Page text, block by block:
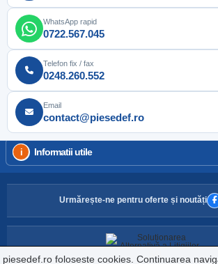
WhatsApp rapid
0722.567.045
Telefon fix / fax
0248.260.552
Email
contact@piesedef.ro
Informatii utile
Urmărește-ne pentru oferte și noutăți
piesedef.ro foloseste cookies. Continuarea